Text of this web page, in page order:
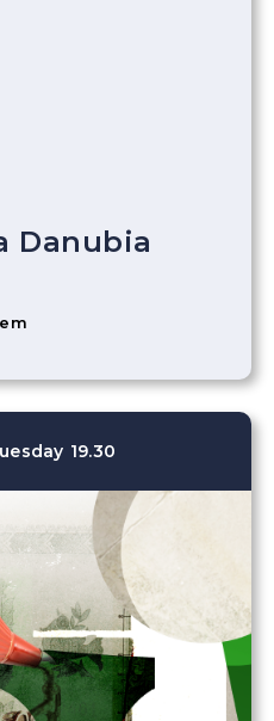
Danubia
19.30